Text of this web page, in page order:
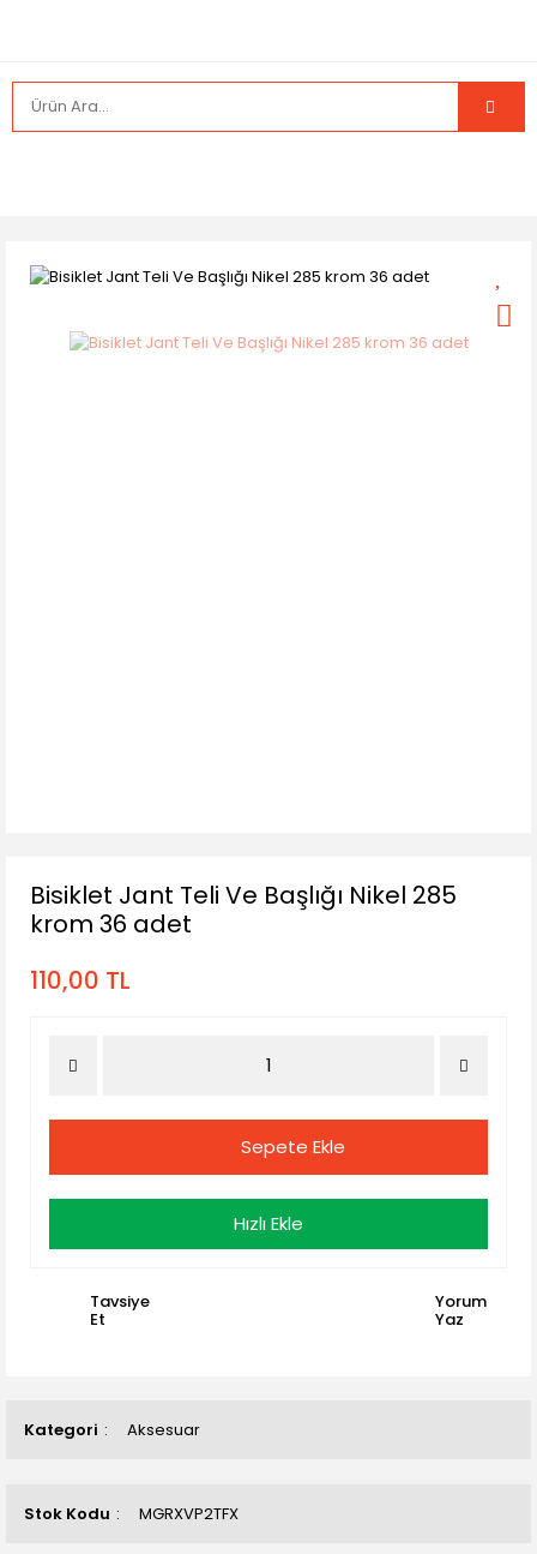
Kategori Aksesuar
Stok Kodu MGRXVP2TFX
Bisiklet Jant Teli Ve Başlığı Nikel 285
krom 36 adet
110,00 TL
Sepete Ekle
Hızlı Ekle
Tavsiye
Et
Yorum
Yaz